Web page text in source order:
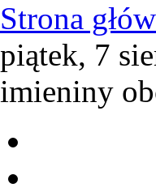
Strona
piątek, 7
imieniny